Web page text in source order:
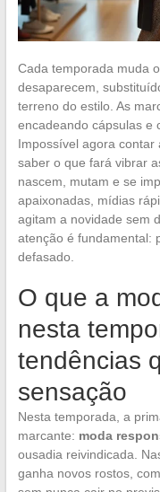
Cada temporada muda
desaparecem,
terreno do estilo. As
encadeando cápsulas e
Impossível agora contar
saber o que fará vibrar
nascem, mutam e se
apaixonadas, mídias
agitam a novidade sem
atenção é fundamental:
defasado.
O que a
nesta
tendências
sensação
Nesta temporada, a
marcante: moda
ousadia reivindicada.
ganha novos rostos,